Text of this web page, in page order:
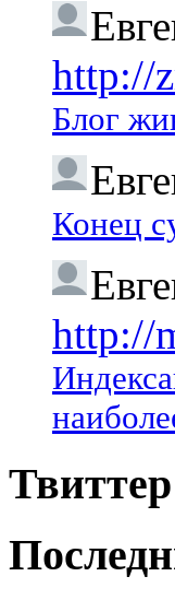
http://
Блог
Конец
http://
Твиттер